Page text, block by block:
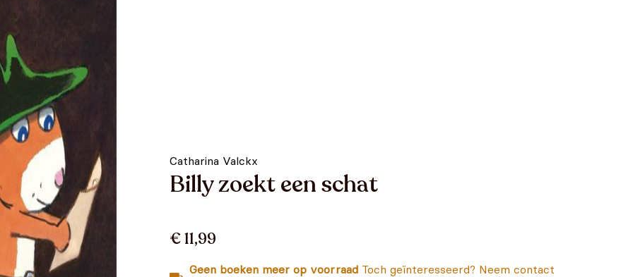
Catharina Valckx
Billy zoekt een schat
€ 11,99
Geen boeken meer op voorraad Toch geïnteresseerd? Neem contact